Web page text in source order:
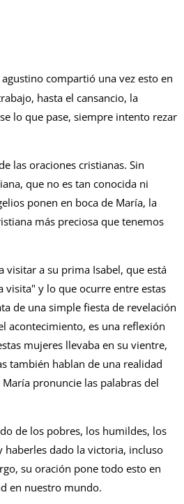
compartió una vez esto en
hasta el cansancio, la
lo que pase, siempre intento rezar
las oraciones cristianas. Sin
que no es tan conocida ni
ponen en boca de María, la
más preciosa que tenemos
visitar a su prima Isabel, que está
visita" y lo que ocurre entre estas
de una simple fiesta de revelación
acontecimiento, es una reflexión
mujeres llevaba en su vientre,
también hablan de una realidad
pronuncie las palabras del
de los pobres, los humildes, los
dado la victoria, incluso
su oración pone todo esto en
en nuestro mundo.